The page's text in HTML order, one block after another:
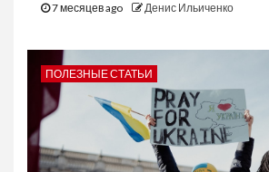
7 месяцев ago Денис Ильиченко
ПОЛЕЗНЫЕ СТАТЬИ